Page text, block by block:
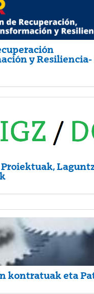
y Resiliencia-
kontratuak eta